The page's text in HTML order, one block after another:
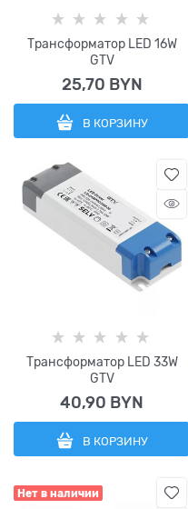
Трансформатор LED 16W
GTV
25,70 BYN
В КОРЗИНУ
Трансформатор LED 33W
GTV
40,90 BYN
В КОРЗИНУ
Нет в наличии